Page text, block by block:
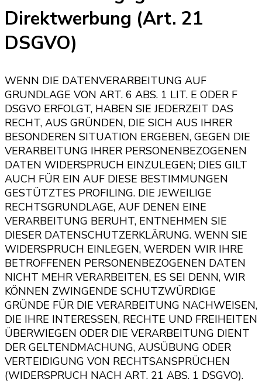
Direktwerbung (Art. 21
DSGVO)
WENN DIE DATENVERARBEITUNG AUF
GRUNDLAGE VON ART. 6 ABS. 1 LIT. E ODER F
DSGVO ERFOLGT, HABEN SIE JEDERZEIT DAS
RECHT, AUS GRÜNDEN, DIE SICH AUS IHRER
BESONDEREN SITUATION ERGEBEN, GEGEN DIE
VERARBEITUNG IHRER PERSONENBEZOGENEN
DATEN WIDERSPRUCH EINZULEGEN; DIES GILT
AUCH FÜR EIN AUF DIESE BESTIMMUNGEN
GESTÜTZTES PROFILING. DIE JEWEILIGE
RECHTSGRUNDLAGE, AUF DENEN EINE
VERARBEITUNG BERUHT, ENTNEHMEN SIE
DIESER DATENSCHUTZERKLÄRUNG. WENN SIE
WIDERSPRUCH EINLEGEN, WERDEN WIR IHRE
BETROFFENEN PERSONENBEZOGENEN DATEN
NICHT MEHR VERARBEITEN, ES SEI DENN, WIR
KÖNNEN ZWINGENDE SCHUTZWÜRDIGE
GRÜNDE FÜR DIE VERARBEITUNG NACHWEISEN,
DIE IHRE INTERESSEN, RECHTE UND FREIHEITEN
ÜBERWIEGEN ODER DIE VERARBEITUNG DIENT
DER GELTENDMACHUNG, AUSÜBUNG ODER
VERTEIDIGUNG VON RECHTSANSPRÜCHEN
(WIDERSPRUCH NACH ART. 21 ABS. 1 DSGVO).